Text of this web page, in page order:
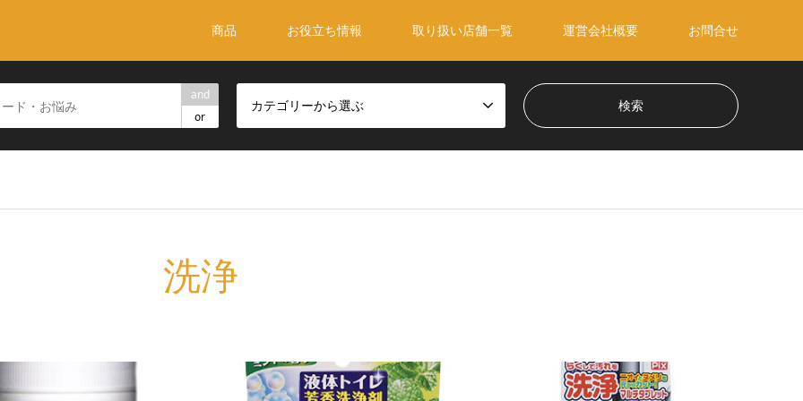
商品 お役立ち情報 取り扱い店舗一覧 運営会社概要 お問合せ
and
or
カテゴリーから選ぶ
洗浄